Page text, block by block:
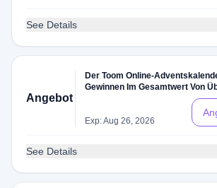
See Details
Angebot
Der Toom Online-
Gewinnen Im Gesamtwert Von
Exp: Aug 26, 2026
See Details